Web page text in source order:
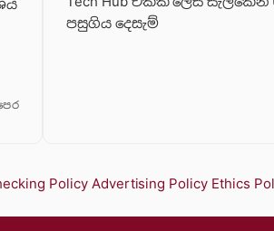
පසුගිය දෙසැම්
Policy Advertising Policy Ethics